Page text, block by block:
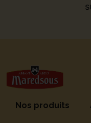
Nos produits